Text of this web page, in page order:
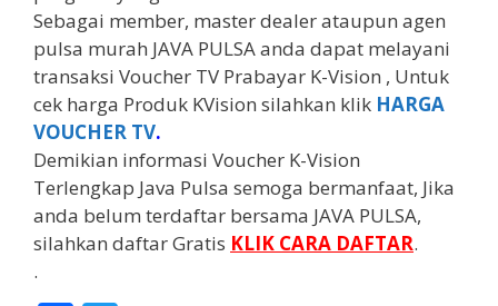
Sebagai member, master dealer ataupun agen
pulsa murah JAVA PULSA anda dapat melayani
transaksi Voucher TV Prabayar K-Vision , Untuk
cek harga Produk KVision silahkan klik HARGA
VOUCHER TV.
Demikian informasi Voucher K-Vision
Terlengkap Java Pulsa semoga bermanfaat, Jika
anda belum terdaftar bersama JAVA PULSA,
silahkan daftar Gratis KLIK CARA DAFTAR.
.